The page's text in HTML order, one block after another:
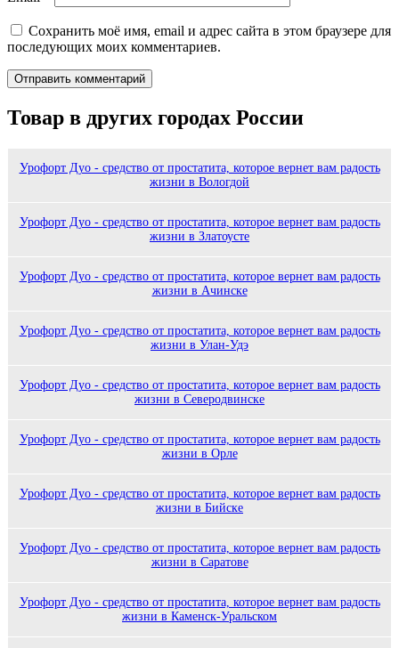
Сохранить моё имя, email и адрес сайта в этом браузере для
последующих моих комментариев.
Товар в других городах России
Урофорт Дуо - средство от простатита, которое вернет вам радость
жизни в Вологдой
Урофорт Дуо - средство от простатита, которое вернет вам радость
жизни в Златоусте
Урофорт Дуо - средство от простатита, которое вернет вам радость
жизни в Ачинске
Урофорт Дуо - средство от простатита, которое вернет вам радость
жизни в Улан-Удэ
Урофорт Дуо - средство от простатита, которое вернет вам радость
жизни в Северодвинске
Урофорт Дуо - средство от простатита, которое вернет вам радость
жизни в Орле
Урофорт Дуо - средство от простатита, которое вернет вам радость
жизни в Бийске
Урофорт Дуо - средство от простатита, которое вернет вам радость
жизни в Саратове
Урофорт Дуо - средство от простатита, которое вернет вам радость
жизни в Каменск-Уральском